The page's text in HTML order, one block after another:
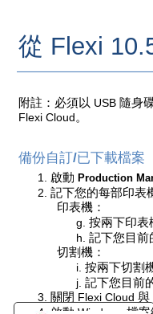
You are here:
AM.CO.ZA
Buythis
directTOFILM-DTF-
Cloud Install Instructions
Chinese_T
Page 14 of 15
從 Flexi
附註：必須以 USB 隨身
Flexi Cloud。
備份自訂/已下載檔案
1. 啟動 Production
2. 記下您的每部印表
印表機：
g. 按兩下印表
h. 記下您目前
切割機：
i. 按兩下切割
j. 記下您目前
3. 關閉 Flexi Cloud 與